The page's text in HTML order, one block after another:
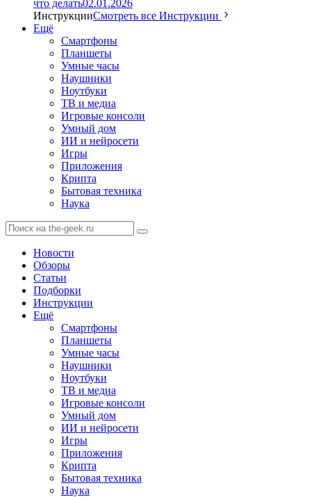
что делать02.01.2026
ИнструкцииСмотреть все Инструкции
Ещё
Смартфоны
Планшеты
Умные часы
Наушники
Ноутбуки
ТВ и медиа
Игровые консоли
Умный дом
ИИ и нейросети
Игры
Приложения
Крипта
Бытовая техника
Наука
Новости
Обзоры
Статьи
Подборки
Инструкции
Ещё
Смартфоны
Планшеты
Умные часы
Наушники
Ноутбуки
ТВ и медиа
Игровые консоли
Умный дом
ИИ и нейросети
Игры
Приложения
Крипта
Бытовая техника
Наука